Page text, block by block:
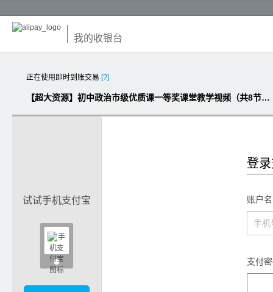
我的收银台
正在使用即时到账交易 [?]
【超大资源】初中政治市级优质课一等奖课堂教学视频（共8节课，含配套教案课件）
试试手机支付宝

登
账户
支付